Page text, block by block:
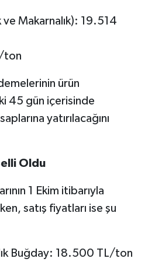
Makarnalık): 19.514
ton
ürün
45 gün içerisinde
yatırılacağını
Oldu
1 Ekim itibarıyla
satış fiyatları ise şu
Buğday: 18.500 TL/ton